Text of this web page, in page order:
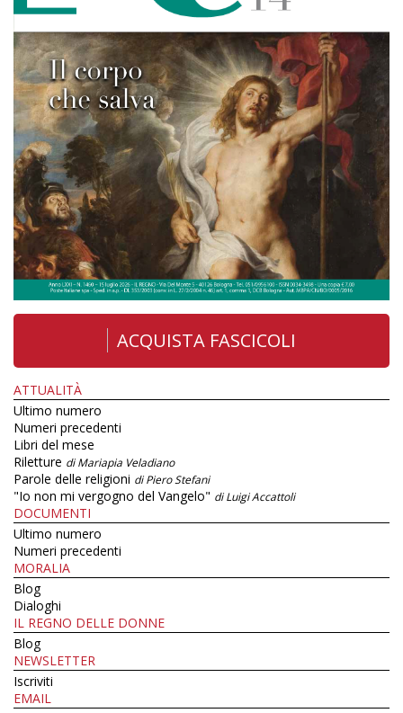
ACQUISTA FASCICOLI
ATTUALITÀ
Ultimo numero
Numeri precedenti
Libri del mese
Riletture di Mariapia Veladiano
Parole delle religioni di Piero Stefani
"Io non mi vergogno del Vangelo" di Luigi Accattoli
DOCUMENTI
Ultimo numero
Numeri precedenti
MORALIA
Blog
Dialoghi
IL REGNO DELLE DONNE
Blog
NEWSLETTER
Iscriviti
EMAIL